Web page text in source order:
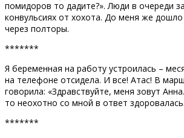
помидоров то дадите?». Люди в очереди
конвульсиях от хохота. До меня же
через полторы.
*******
Я беременная на работу устроилась –
на телефоне отсидела. И все! Атас! В
говорила: «Здравствуйте, меня зовут
то неохотно со мной в ответ здоровалась.
*******